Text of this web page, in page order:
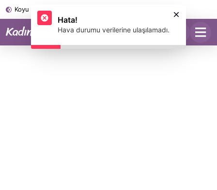
Koyu Mod
Hava durumu verilerine ulaşılamadı.